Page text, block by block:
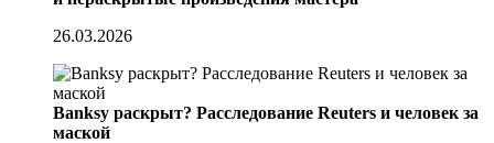
26.03.2026
Banksy раскрыт? Расследование Reuters и человек за
маской